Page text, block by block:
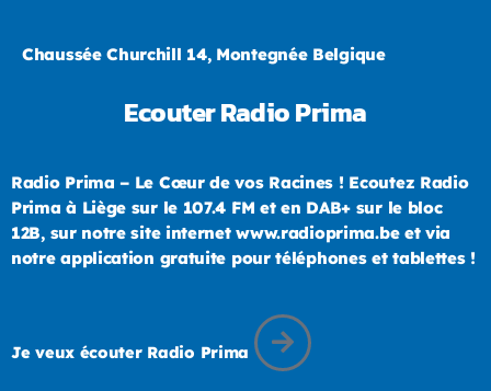
Chaussée Churchill 14, Montegnée Belgique
Ecouter Radio Prima
Radio Prima – Le Cœur de vos Racines ! Ecoutez Radio
Prima à Liège sur le 107.4 FM et en DAB+ sur le bloc
12B, sur notre site internet www.radioprima.be et via
notre application gratuite pour téléphones et tablettes !
Je veux écouter Radio Prima